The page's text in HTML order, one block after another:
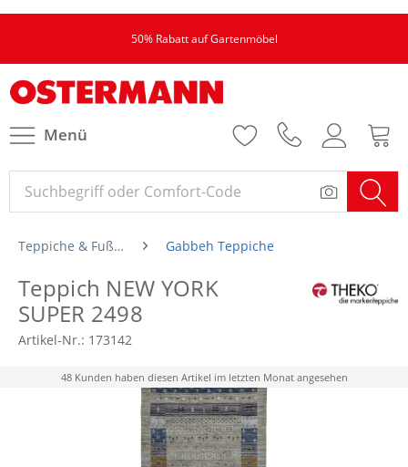
50% Rabatt auf Gartenmöbel
Menü
Teppiche & Fußmatten Gabbeh Teppiche
Teppich NEW YORK
SUPER 2498
Artikel-Nr.: 173142
48 Kunden haben diesen Artikel im letzten Monat angesehen